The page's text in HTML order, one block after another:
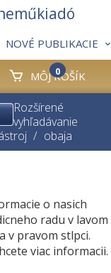
MÔJ KOŠÍK
0
NOVÉ PUBLIKACIE
Rozšírené
vyhľadávanie
/ obaja
o nasich
radu v lavom
v pravom stlpci.
viac informacii.